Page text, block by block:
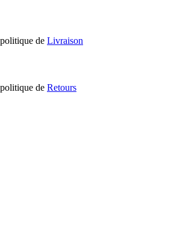
de Livraison
de Retours